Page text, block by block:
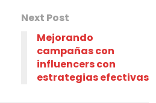
Next Post
Mejorando
campañas con
influencers con
estrategias efectivas